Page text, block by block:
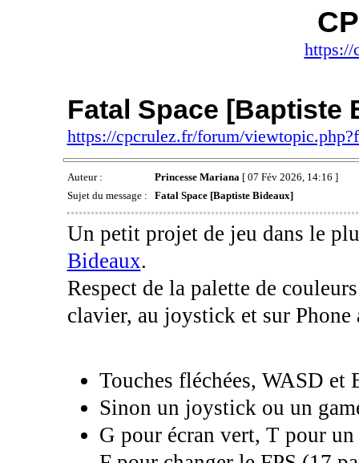
https://
Fatal Space [Baptiste
https://cpcrulez.fr/forum/
Auteur : Princesse Mariana[ 07 Fév 2026, 14:16 ]
Sujet du message :
Fatal Space [Baptiste Bideaux]
Un petit projet de jeu dans le
Bideaux.
Respect de la palette de
clavier, au joystick et sur
Touches fléchées, WASD et
Sinon un joystick ou un
G pour écran vert, T pour